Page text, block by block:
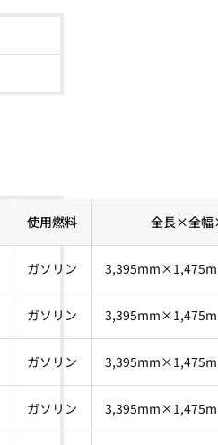
使用燃料 全長×全
ガソリン
ガソリン
ガソリン
ガソリン